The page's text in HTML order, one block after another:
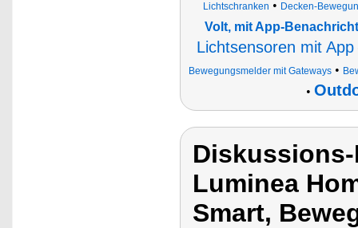
Lichtschranken • Decken-
Volt, mit App-
Lichtsensoren mit App
Bewegungsmelder mit Gateways •
•
Luminea
Smart,